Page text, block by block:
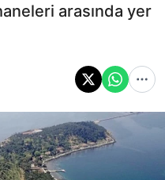
arasında yer